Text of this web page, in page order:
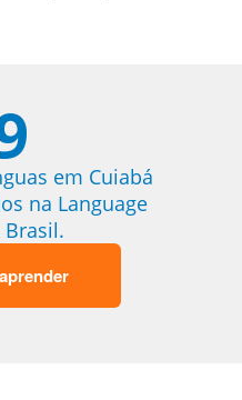
em Cuiabá
na Language